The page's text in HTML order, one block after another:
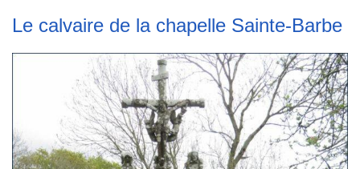
Le calvaire de la chapelle Sainte-Barbe